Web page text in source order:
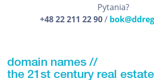
Pytania?
+48 22 211 22 90/